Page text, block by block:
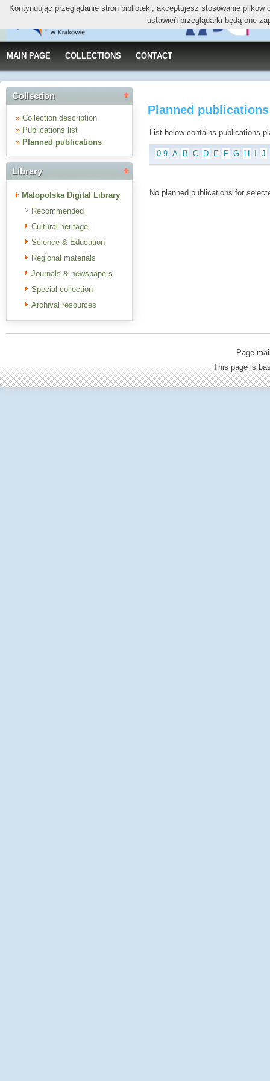
MAIN PAGE COLLECTIONS CONTACT
Collection
» Collection description
» Publications list
» Planned publications
Library
Malopolska Digital Library
Recommended
Cultural heritage
Science & Education
Regional materials
Journals & newspapers
Special collection
Archival resources
Planned
List below contains publications
0-9 A B C D E F G H J
No planned publications for
Page
This page is
Kontynuując przeglądanie stron biblioteki, akceptujesz stosowanie
ustawień przeglądarki będą one